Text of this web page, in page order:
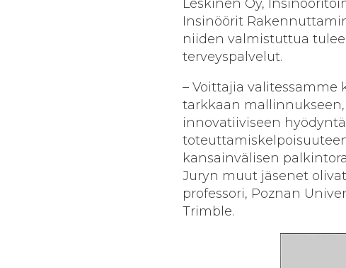
Leskinen Oy,
Insinöörit
niiden valmistuttua
terveyspalvelut.
– Voittajia
tarkkaan
innovatiiviseen
kansainvälisen
Juryn muut jäsenet olivat
professori, Poznan
Trimble.